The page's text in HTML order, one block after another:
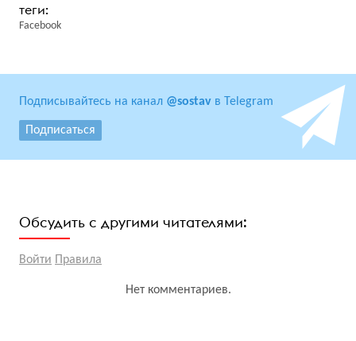
Facebook
Подписывайтесь на канал @sostav в Telegram
Подписаться
Обсудить с другими читателями:
Войти Правила
Нет комментариев.